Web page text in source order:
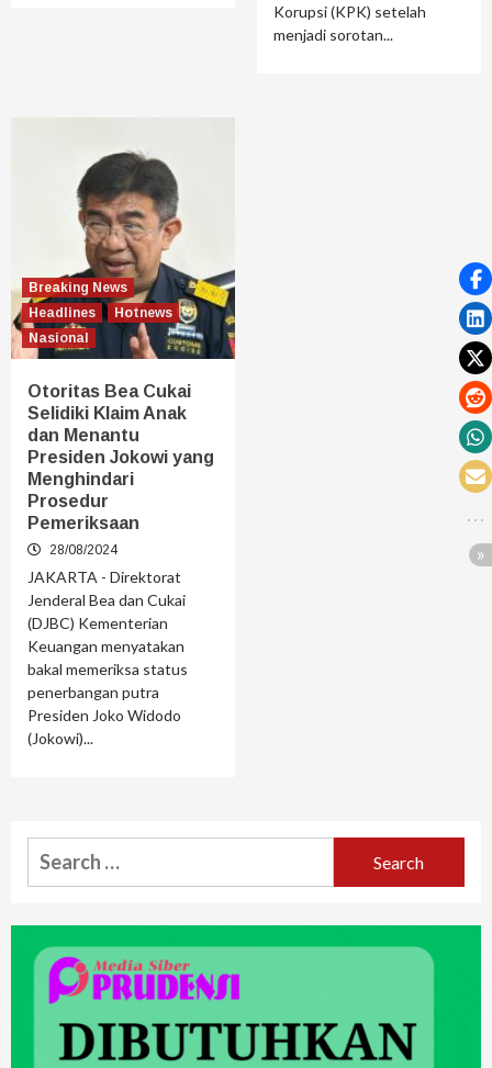
Korupsi (KPK) setelah
menjadi sorotan...
Breaking News
Headlines
Hotnews
Nasional
Otoritas Bea Cukai
Selidiki Klaim Anak
dan Menantu
Presiden Jokowi yang
Menghindari
Prosedur
Pemeriksaan
28/08/2024
JAKARTA - Direktorat
Jenderal Bea dan Cukai
(DJBC) Kementerian
Keuangan menyatakan
bakal memeriksa status
penerbangan putra
Presiden Joko Widodo
(Jokowi)...